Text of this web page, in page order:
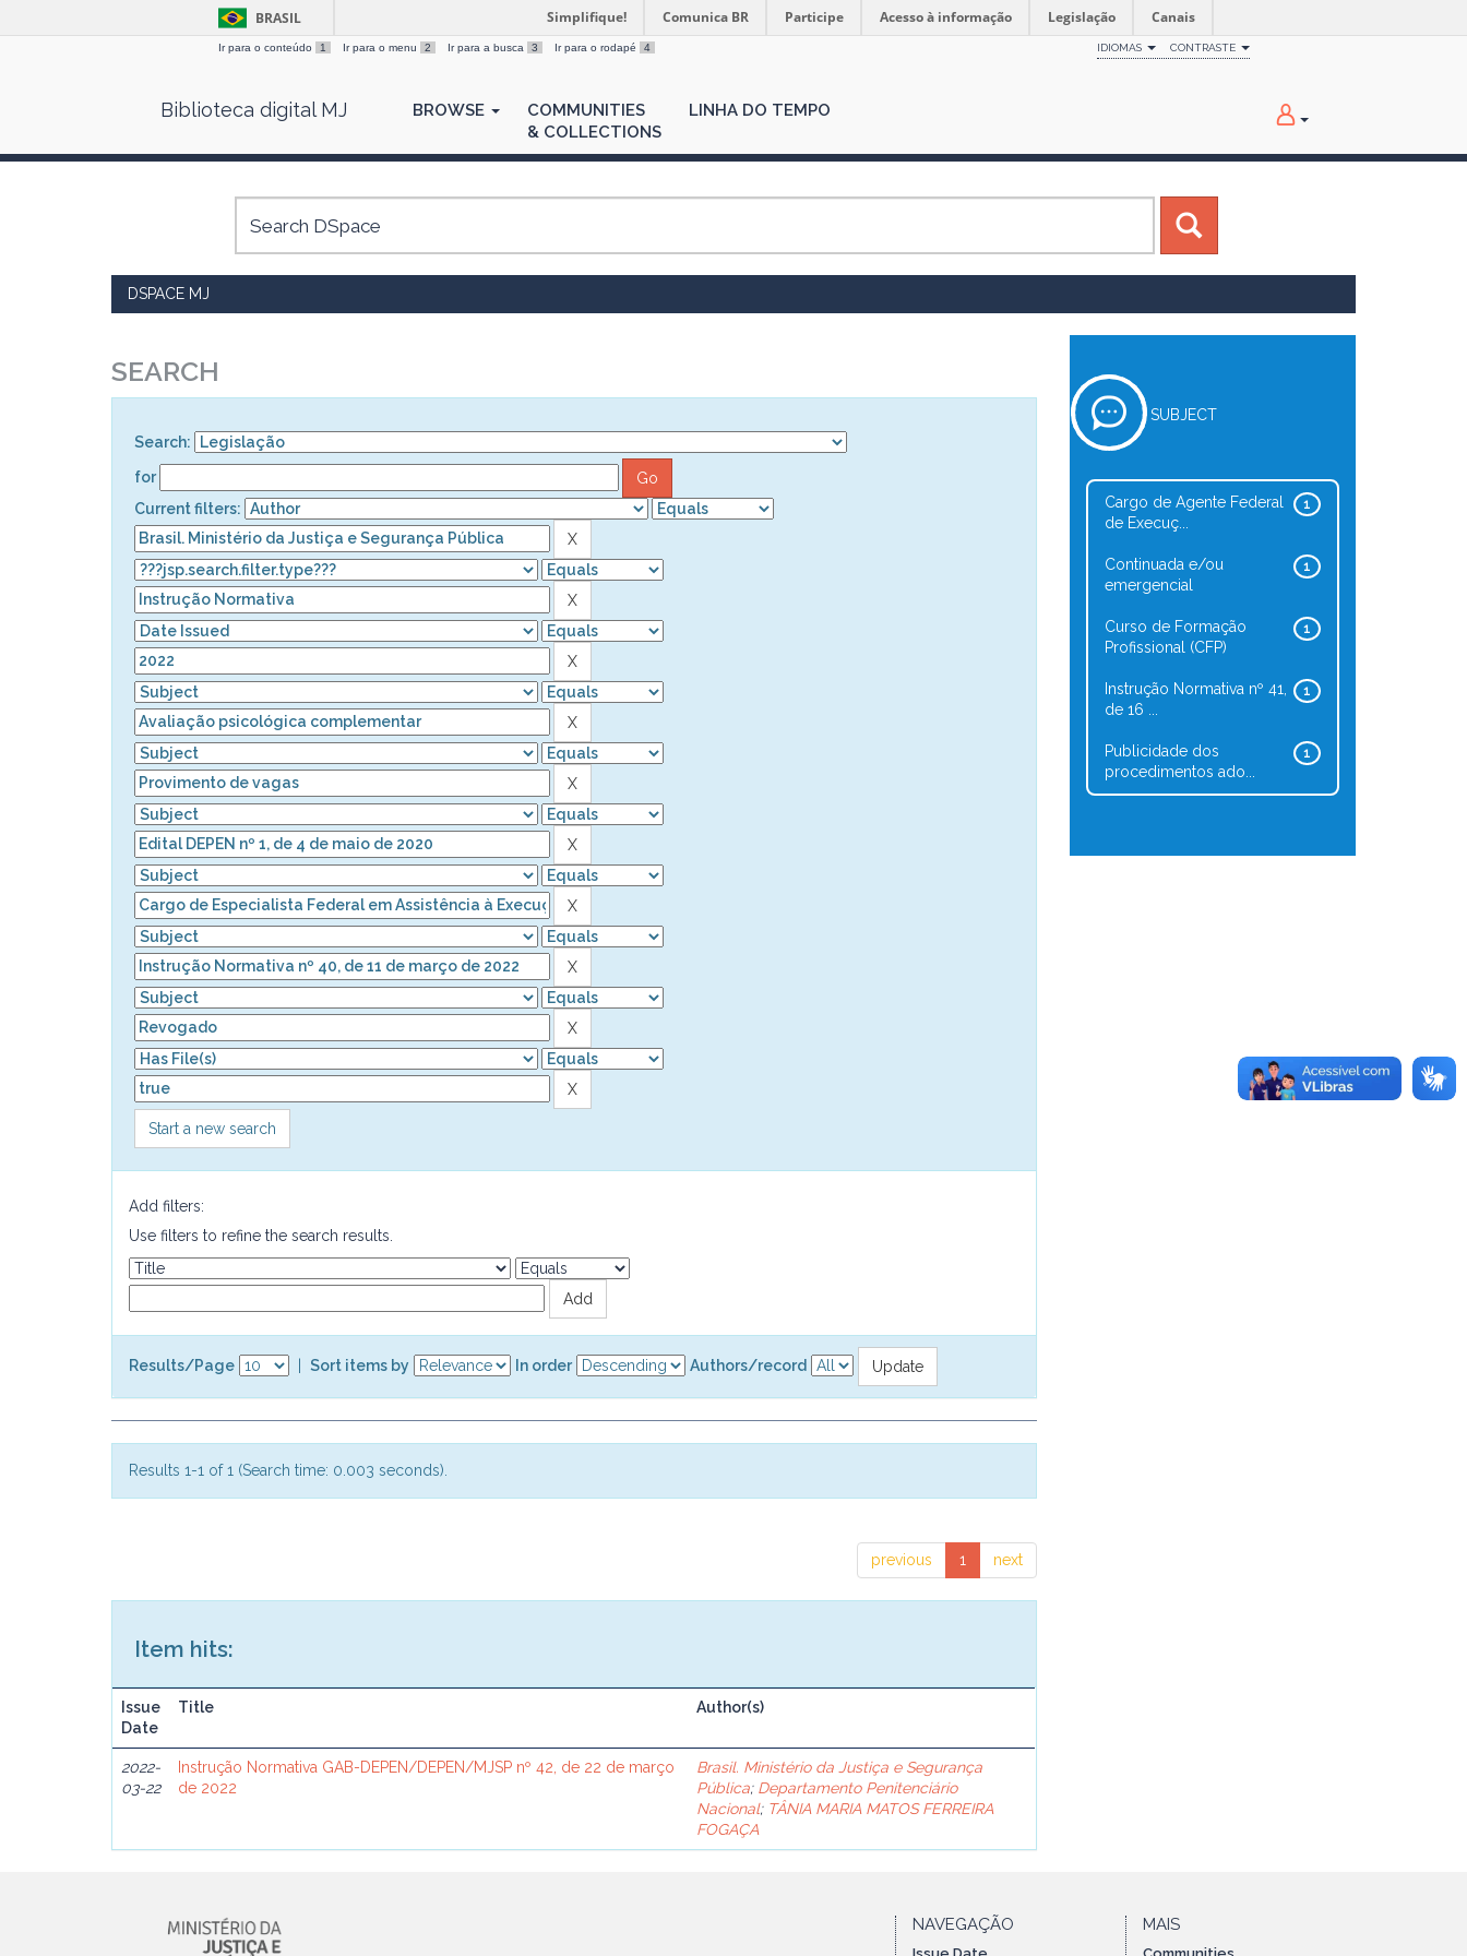
BRASIL Simplifique! Comunica BR Participe Acesso à informação Legislação Canais
Ir para o conteúdo 1 Ir para o menu 2 Ir para a busca 3 Ir para o rodapé 4 IDIOMAS CONTRASTE
Biblioteca digital MJ BROWSE
COMMUNITIES
& COLLECTIONS
LINHA DO TEMPO
DSPACE MJ
SEARCH
Search:
for
Current filters:
Start a new search
Add filters:
Use filters to refine the search results.
Results/Page Sort items by In order Authors/record
Results 1-1 of 1 (Search time: 0.003 seconds).
previous 1 next
Item hits:
Issue
Date
Title Author(s)
2022-
03-22
Instrução Normativa GAB-DEPEN/DEPEN/MJSP nº 42, de 22 de março
de 2022
Brasil. Ministério da Justiça e Segurança
Pública; Departamento Penitenciário
Nacional; TÂNIA MARIA MATOS FERREIRA
FOGAÇA
SUBJECT
1
Cargo de Agente Federal
de Execuç...
1
Continuada e/ou
emergencial
1
Curso de Formação
Profissional (CFP)
1
Instrução Normativa nº 41,
de 16 ...
1
Publicidade dos
procedimentos ado...
NAVEGAÇÃO MAIS